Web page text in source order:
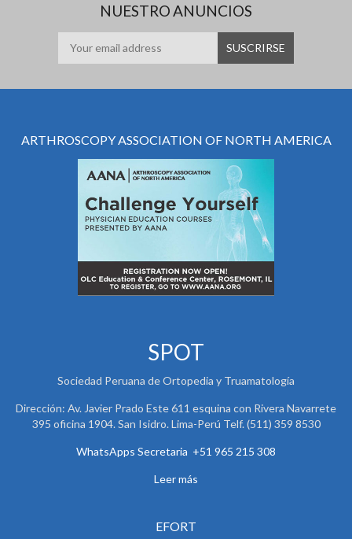
NUESTRO ANUNCIOS
ARTHROSCOPY ASSOCIATION OF NORTH AMERICA
SPOT
Sociedad Peruana de Ortopedia y Truamatología
Dirección: Av. Javier Prado Este 611 esquina con Rivera Navarrete
395 oficina 1904. San Isidro. Lima-Perú Telf. (511) 359 8530
WhatsApps Secretaria +51 965 215 308
Leer más
EFORT